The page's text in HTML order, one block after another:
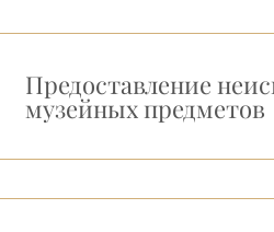
Предоставление
музейных предметов